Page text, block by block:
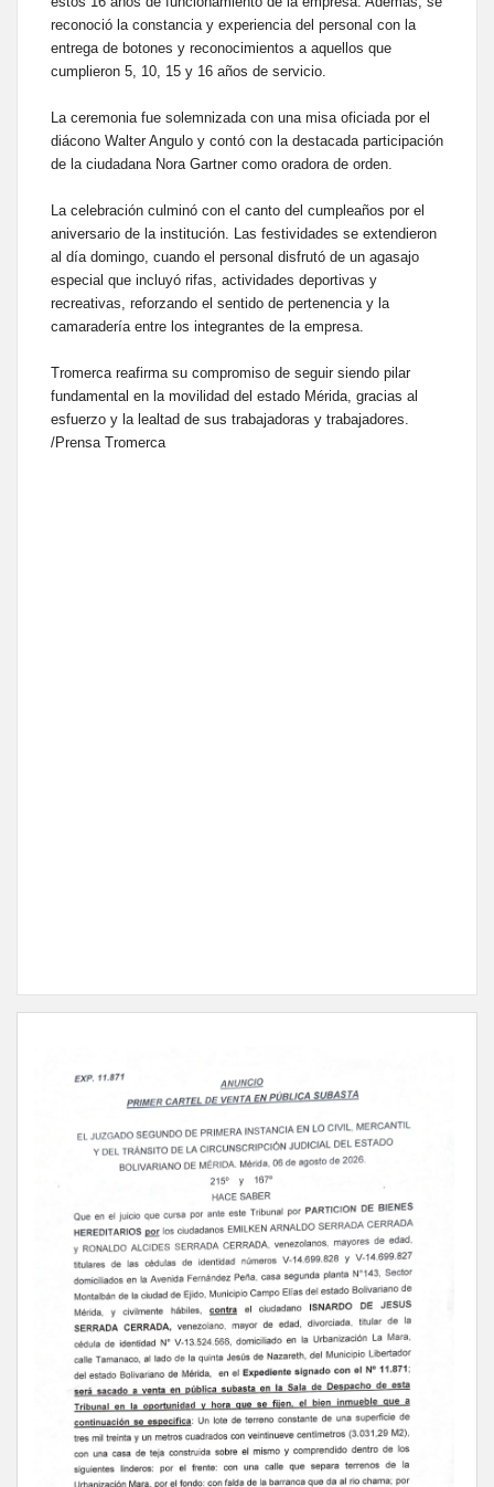
reconoció la constancia y experiencia del personal con la
entrega de botones y reconocimientos a aquellos que
cumplieron 5, 10, 15 y 16 años de servicio.
La ceremonia fue solemnizada con una misa oficiada por el
diácono Walter Angulo y contó con la destacada participación
de la ciudadana Nora Gartner como oradora de orden.
La celebración culminó con el canto del cumpleaños por el
aniversario de la institución. Las festividades se extendieron
al día domingo, cuando el personal disfrutó de un agasajo
especial que incluyó rifas, actividades deportivas y
recreativas, reforzando el sentido de pertenencia y la
camaradería entre los integrantes de la empresa.
Tromerca reafirma su compromiso de seguir siendo pilar
fundamental en la movilidad del estado Mérida, gracias al
esfuerzo y la lealtad de sus trabajadoras y trabajadores.
/Prensa Tromerca